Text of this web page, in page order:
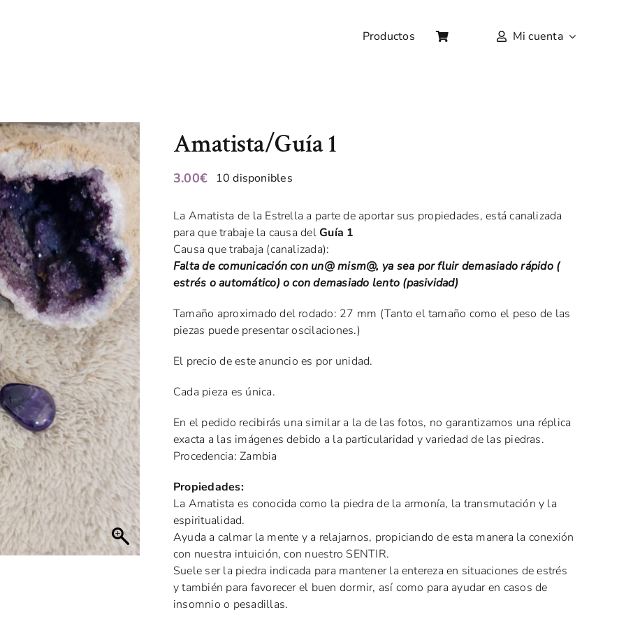
Productos Mi cuenta
Amatista/Guía 1
3.00€ 10 disponibles
La Amatista de la Estrella a parte de aportar sus propiedades, está canalizada
para que trabaje la causa delGuía 1
Causa que trabaja (canalizada):
Falta de comunicación con un@ mism@, ya sea por fluir demasiado rápido (
estrés o automático) o con demasiado lento (pasividad)
Tamaño aproximado del rodado: 27 mm (Tanto el tamaño como el peso de las
piezas puede presentar oscilaciones.)
El precio de este anuncio es por unidad.
Cada pieza es única.
En el pedido recibirás una similar a la de las fotos, no garantizamos una réplica
exacta a las imágenes debido a la particularidad y variedad de las piedras.
Procedencia: Zambia
Propiedades:
La Amatista es conocida como la piedra de la armonía, la transmutación y la
espiritualidad.
Ayuda a calmar la mente y a relajarnos, propiciando de esta manera la conexión
con nuestra intuición, con nuestro SENTIR.
Suele ser la piedra indicada para mantener la entereza en situaciones de estrés
y también para favorecer el buen dormir, así como para ayudar en casos de
insomnio o pesadillas.